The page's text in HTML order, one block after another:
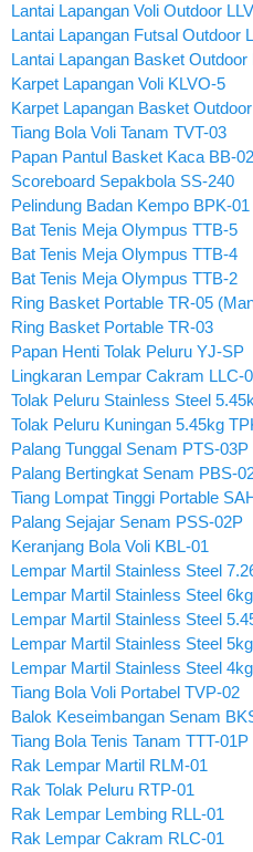
Lantai Lapangan Voli Outdoor
Lantai Lapangan Futsal Outdoor
Lantai Lapangan Basket Outdoor
Karpet Lapangan Voli KLVO-5
Karpet Lapangan Basket
Tiang Bola Voli Tanam TVT-03
Papan Pantul Basket Kaca BB-02
Scoreboard Sepakbola SS-240
Pelindung Badan Kempo BPK-01
Bat Tenis Meja Olympus TTB-5
Bat Tenis Meja Olympus TTB-4
Bat Tenis Meja Olympus TTB-2
Ring Basket Portable TR-05
Ring Basket Portable TR-03
Papan Henti Tolak Peluru YJ-SP
Lingkaran Lempar Cakram LLC-
Tolak Peluru Stainless Steel
Tolak Peluru Kuningan 5.45kg
Palang Tunggal Senam PTS-03P
Palang Bertingkat Senam PBS-
Tiang Lompat Tinggi Portable
Palang Sejajar Senam PSS-02P
Keranjang Bola Voli KBL-01
Lempar Martil Stainless Steel
Lempar Martil Stainless Steel
Lempar Martil Stainless Steel
Lempar Martil Stainless Steel
Lempar Martil Stainless Steel
Tiang Bola Voli Portabel TVP-02
Balok Keseimbangan Senam
Tiang Bola Tenis Tanam TTT-01P
Rak Lempar Martil RLM-01
Rak Tolak Peluru RTP-01
Rak Lempar Lembing RLL-01
Rak Lempar Cakram RLC-01